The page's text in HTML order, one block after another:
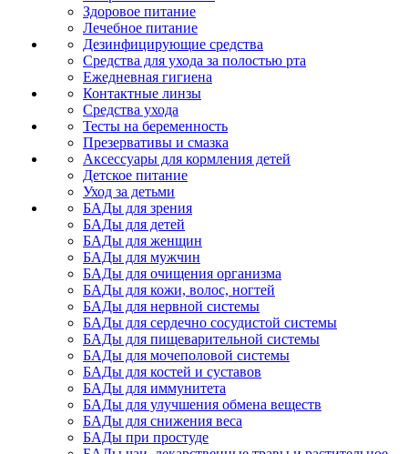
Здоровое питание
Лечебное питание
Дезинфицирующие средства
Средства для ухода за полостью рта
Ежедневная гигиена
Контактные линзы
Средства ухода
Тесты на беременность
Презервативы и смазка
Аксессуары для кормления детей
Детское питание
Уход за детьми
БАДы для зрения
БАДы для детей
БАДы для женщин
БАДы для мужчин
БАДы для очищения организма
БАДы для кожи, волос, ногтей
БАДы для нервной системы
БАДы для сердечно сосудистой системы
БАДы для пищеварительной системы
БАДы для мочеполовой системы
БАДы для костей и суставов
БАДы для иммунитета
БАДы для улучшения обмена веществ
БАДы для снижения веса
БАДы при простуде